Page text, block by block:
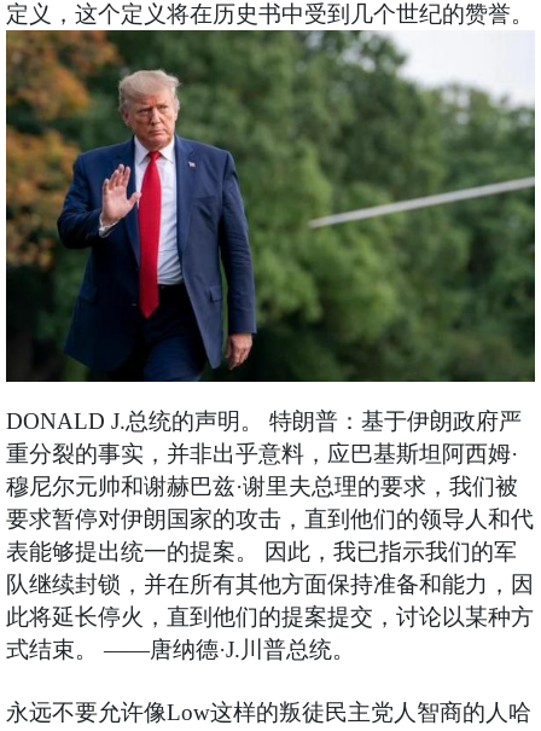
定义，这个定义将在历史书中受到几个世纪的赞誉。
DONALD J.总统的声明。 特朗普：基于伊朗政府严
重分裂的事实，并非出乎意料，应巴基斯坦阿西姆·
穆尼尔元帅和谢赫巴兹·谢里夫总理的要求，我们被
要求暂停对伊朗国家的攻击，直到他们的领导人和代
表能够提出统一的提案。 因此，我已指示我们的军
队继续封锁，并在所有其他方面保持准备和能力，因
此将延长停火，直到他们的提案提交，讨论以某种方
式结束。 ——唐纳德·J.川普总统。
永远不要允许像Low这样的叛徒民主党人智商的人哈